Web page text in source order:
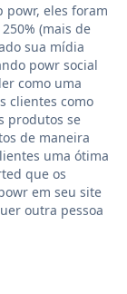
powr, eles foram
(mais de
sua mídia
powr social
como uma
clientes como
produtos se
de maneira
uma ótima
que os
em seu site
outra pessoa